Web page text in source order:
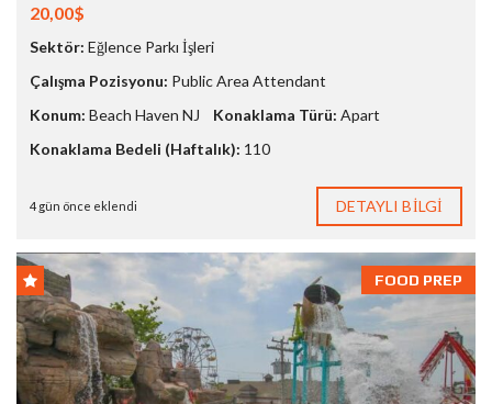
20,00$
Sektör: Eğlence Parkı İşleri
Çalışma Pozisyonu: Public Area Attendant
Konum: Beach Haven NJ Konaklama Türü: Apart
Konaklama Bedeli (Haftalık): 110
4 gün önce eklendi DETAYLI BILGI
FOOD PREP